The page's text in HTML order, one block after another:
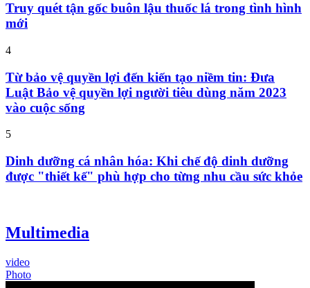
Truy quét tận gốc buôn lậu thuốc lá trong tình hình
mới
4
Từ bảo vệ quyền lợi đến kiến tạo niềm tin: Đưa
Luật Bảo vệ quyền lợi người tiêu dùng năm 2023
vào cuộc sống
5
Dinh dưỡng cá nhân hóa: Khi chế độ dinh dưỡng
được "thiết kế" phù hợp cho từng nhu cầu sức khỏe
Multimedia
video
Photo